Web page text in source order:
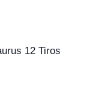
12 Tiros